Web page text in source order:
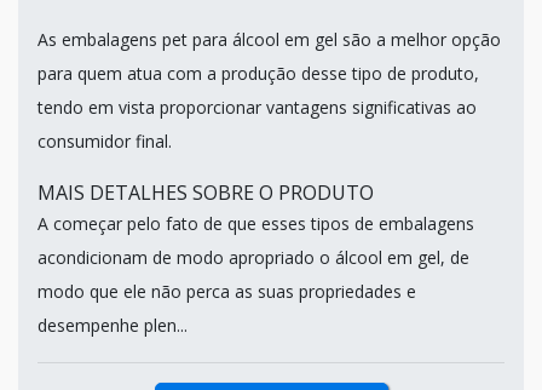
As embalagens pet para álcool em gel são a melhor opção
para quem atua com a produção desse tipo de produto,
tendo em vista proporcionar vantagens significativas ao
consumidor final.
MAIS DETALHES SOBRE O PRODUTO
A começar pelo fato de que esses tipos de embalagens
acondicionam de modo apropriado o álcool em gel, de
modo que ele não perca as suas propriedades e
desempenhe plen...